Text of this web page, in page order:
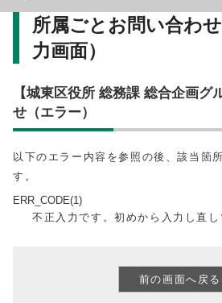
所属ごとお問い合わ
力画面）
【城東区役所 総務課 総合企画グ
せ（エラー）
以下のエラー内容を参照の後、該当箇
す。
ERR_CODE(1)
不正入力です。初めから入力し直し